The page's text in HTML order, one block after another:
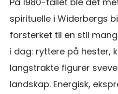
spirituelle i Widerbergs
forsterket til en stil
i dag: ryttere på hester,
langstrakte figurer
landskap. Energisk,